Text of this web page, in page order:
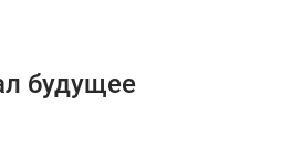
будущее